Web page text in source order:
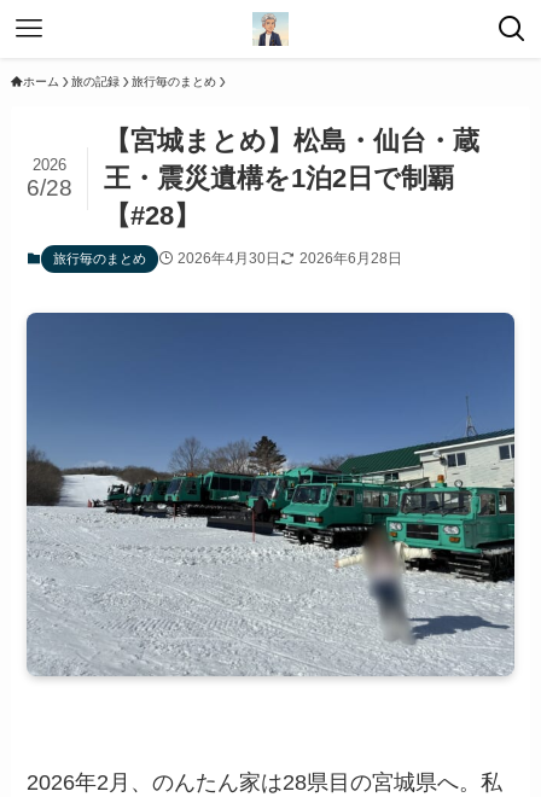
ホーム 旅の記録 旅行毎のまとめ
【宮城まとめ】松島・仙台・蔵
王・震災遺構を1泊2日で制覇
【#28】
2026
6/28
旅行毎のまとめ 2026年4月30日 2026年6月28日
2026年2月、のんたん家は28県目の宮城県へ。私